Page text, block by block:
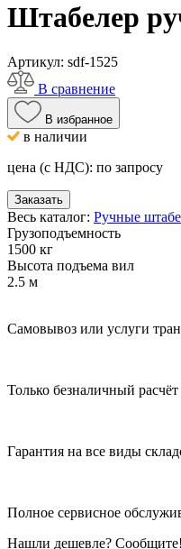
Штабелер
Артикул: sdf-1525
В сравнение
В избранное
в наличии
цена (с НДС): по запросу
Заказать
Весь каталог: Ручные
Грузоподъемность
1500 кг
Высота подъема вил
2.5 м
Самовывоз или услуги
Только безналичный расчёт
Гарантия на все виды
Полное сервисное
Нашли дешевле? Сообщите!